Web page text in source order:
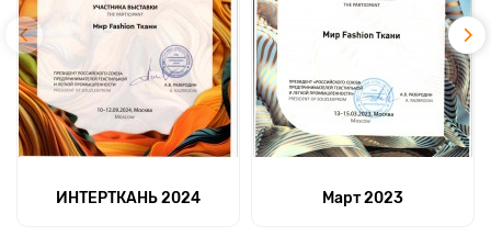
ИНТЕРТКАНЬ 2024 Март 2023